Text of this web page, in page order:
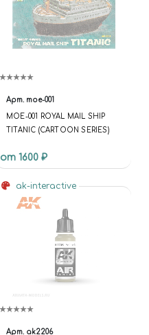
Арт. moe-001
MOE-001 ROYAL MAIL SHIP
TITANIC (CARTOON SERIES)
от 1600 ₽
ak-interactive
Арт. ak2206